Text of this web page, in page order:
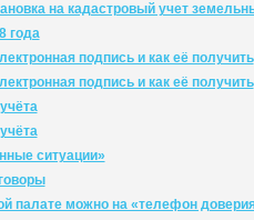
на кадастровый учет
года
подпись и как её получить
подпись и как её получить
ситуации»
палате можно на «телефон